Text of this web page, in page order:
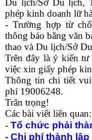
Du lịch/Sở Du lịch,
phép kinh doanh lữ
- Trường hợp từ
thông báo bằng văn
thao và Du lịch/Sở
Trên đây là ý kiến
việc xin giấy phép
Thông tin chi tiết
phí 19006248.
Trân trọng!
Các bài viết liên quan:
- Tổ chức phải
- Chi phí thành